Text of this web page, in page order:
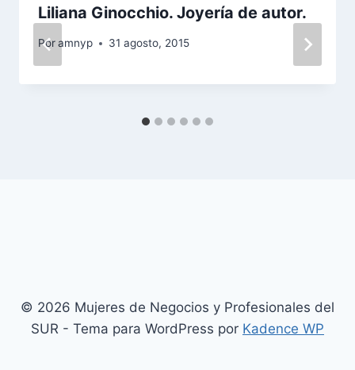
Liliana Ginocchio. Joyería de autor.
Poramnyp 31 agosto, 2015
© 2026 Mujeres de Negocios y Profesionales del
SUR - Tema para WordPress por Kadence WP